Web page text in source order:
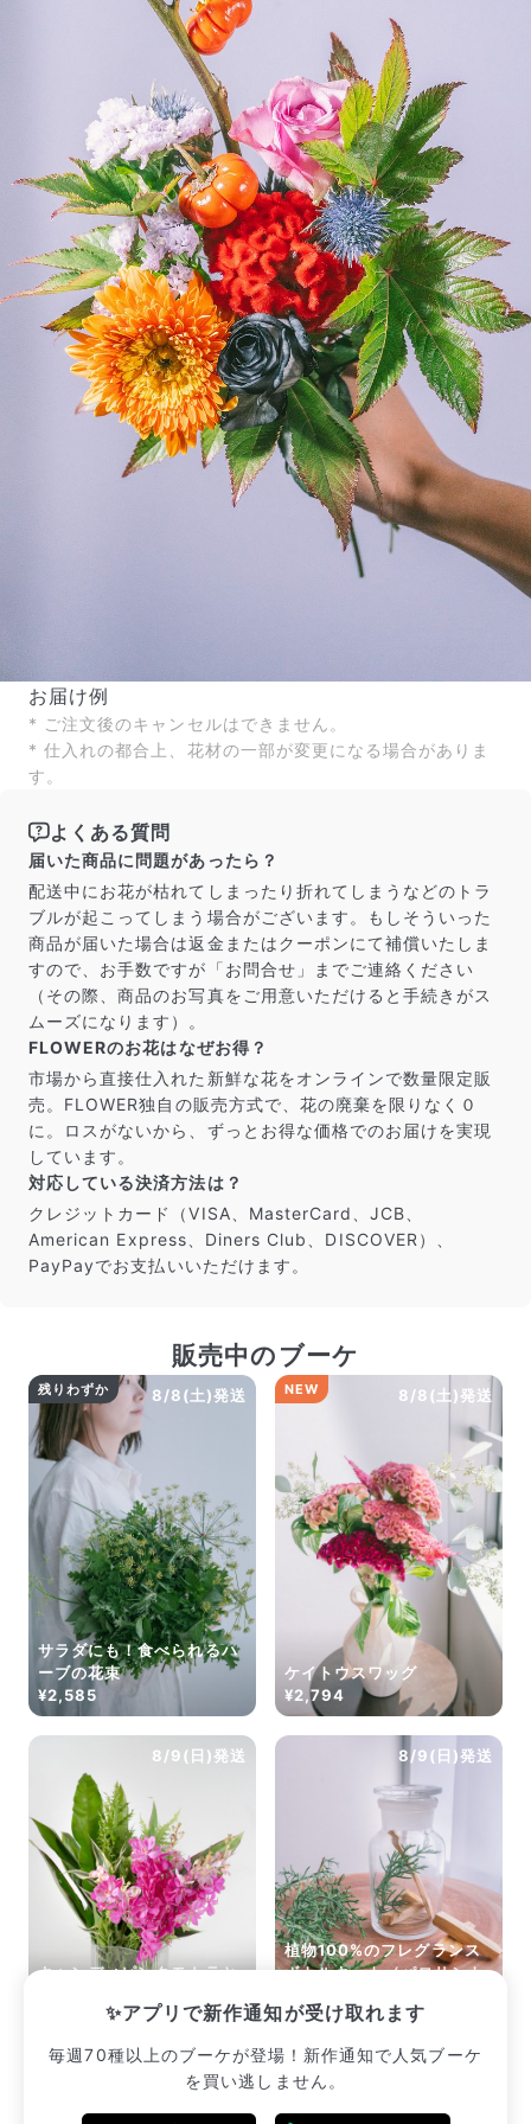
お届け例
* ご注文後のキャンセルはできません。
* 仕入れの都合上、花材の一部が変更になる場合がありま
す。
よくある質問
届いた商品に問題があったら？
配送中にお花が枯れてしまったり折れてしまうなどのトラ
ブルが起こってしまう場合がございます。もしそういった
商品が届いた場合は返金またはクーポンにて補償いたしま
すので、お手数ですが「お問合せ」までご連絡ください
（その際、商品のお写真をご用意いただけると手続きがス
ムーズになります）。
FLOWERのお花はなぜお得？
市場から直接仕入れた新鮮な花をオンラインで数量限定販
売。FLOWER独自の販売方式で、花の廃棄を限りなく０
に。ロスがないから、ずっとお得な価格でのお届けを実現
しています。
対応している決済方法は？
クレジットカード（VISA、MasterCard、JCB、
American Express、Diners Club、DISCOVER）、
PayPayでお支払いいただけます。
✨アプリで新作通知が受け取れます
毎週70種以上のブーケが登場！新作通知で人気ブーケ
を買い逃しません。
販売中のブーケ
8/8(土)発送
残りわずか
サラダにも！食べられるハ
ーブの花束
¥2,585
8/8(土)発送
NEW
ケイトウスワッグ
¥2,794
8/9(日)発送
キャンディピンクモカラと
8/9(日)発送
植物100%のフレグランス
ボトルキット（パロサント
¥2,640
販売中のブーケ一覧へ